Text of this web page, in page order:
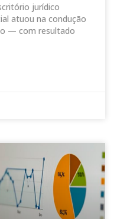
jurídico
atuou na condução
— com resultado